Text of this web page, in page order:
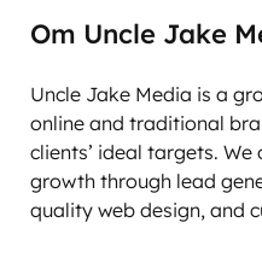
Om Uncle Jake
Uncle Jake Media is a
online and traditional
clients’ ideal targets.
growth through lead
quality web design, and